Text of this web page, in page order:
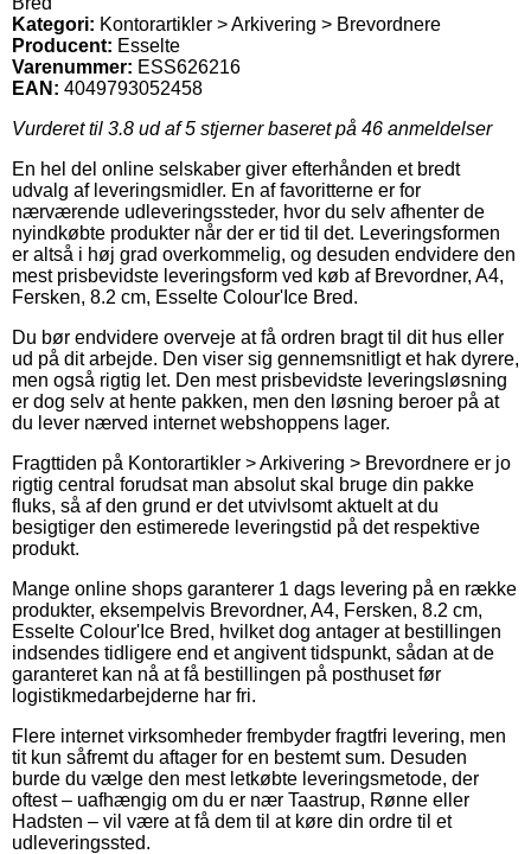
Kategori: Kontorartikler > Arkivering > Brevordnere
Producent: Esselte
Varenummer: ESS626216
EAN: 4049793052458
Vurderet til 3.8 ud af 5 stjerner baseret på 46 anmeldelser
En hel del online selskaber giver efterhånden et bredt
udvalg af leveringsmidler. En af favoritterne er for
nærværende udleveringssteder, hvor du selv afhenter de
nyindkøbte produkter når der er tid til det. Leveringsformen
er altså i høj grad overkommelig, og desuden endvidere den
mest prisbevidste leveringsform ved køb af Brevordner, A4,
Fersken, 8.2 cm, Esselte Colour'Ice Bred.
Du bør endvidere overveje at få ordren bragt til dit hus eller
ud på dit arbejde. Den viser sig gennemsnitligt et hak dyrere,
men også rigtig let. Den mest prisbevidste leveringsløsning
er dog selv at hente pakken, men den løsning beroer på at
du lever nærved internet webshoppens lager.
Fragttiden på Kontorartikler > Arkivering > Brevordnere er jo
rigtig central forudsat man absolut skal bruge din pakke
fluks, så af den grund er det utvivlsomt aktuelt at du
besigtiger den estimerede leveringstid på det respektive
produkt.
Mange online shops garanterer 1 dags levering på en række
produkter, eksempelvis Brevordner, A4, Fersken, 8.2 cm,
Esselte Colour'Ice Bred, hvilket dog antager at bestillingen
indsendes tidligere end et angivent tidspunkt, sådan at de
garanteret kan nå at få bestillingen på posthuset før
logistikmedarbejderne har fri.
Flere internet virksomheder frembyder fragtfri levering, men
tit kun såfremt du aftager for en bestemt sum. Desuden
burde du vælge den mest letkøbte leveringsmetode, der
oftest – uafhængig om du er nær Taastrup, Rønne eller
Hadsten – vil være at få dem til at køre din ordre til et
udleveringssted.